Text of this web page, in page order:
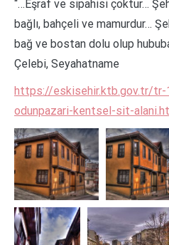
“…Eşraf ve sipahisi çoktur…
bağlı, bahçeli ve mamurdur…
bağ ve bostan dolu olup
Çelebi, Seyahatname
https://eskisehir.ktb.gov.tr/tr-
odunpazari-kentsel-sit-